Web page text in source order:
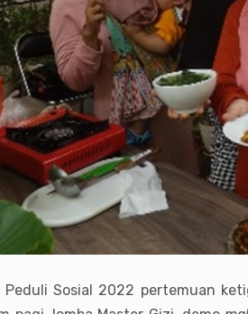
Peduli Sosial 2022 pertemuan